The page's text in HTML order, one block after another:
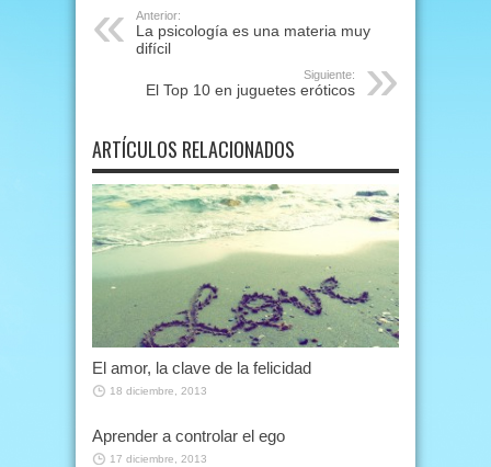
Anterior:
La psicología es una materia muy
difícil
Siguiente:
El Top 10 en juguetes eróticos
ARTÍCULOS RELACIONADOS
El amor, la clave de la felicidad
18 diciembre, 2013
Aprender a controlar el ego
17 diciembre, 2013